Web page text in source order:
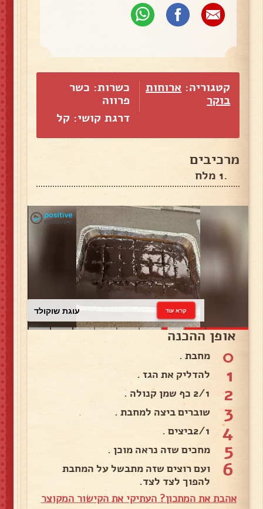
קטגוריה: ארוחות
בוקר
כשרות: כשר
פרווה
דרגת קושי: קל
מרכיבים
.1 מלח
עוגת שוקולד קרא עוד
אופן ההכנה
0 מחבת .
1 להדליק את הגז .
2 2/1 כף שמן קנולה .
3 שוברים ביצה למחבת .
4 2/1ביצים .
5 מחכים שזה נראה מוכן .
6
ועם רוצים שזה מתבשל על המחבת
להפוך לצד לצד.
אהבת את המתכון? העתיקי את הקישור המקוצר